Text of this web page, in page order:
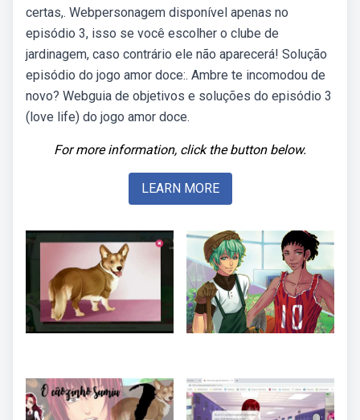
certas,. Webpersonagem disponível apenas no
episódio 3, isso se você escolher o clube de
jardinagem, caso contrário ele não aparecerá! Solução
episódio do jogo amor doce:. Ambre te incomodou de
novo? Webguia de objetivos e soluções do episódio 3
(love life) do jogo amor doce.
For more information, click the button below.
LEARN MORE